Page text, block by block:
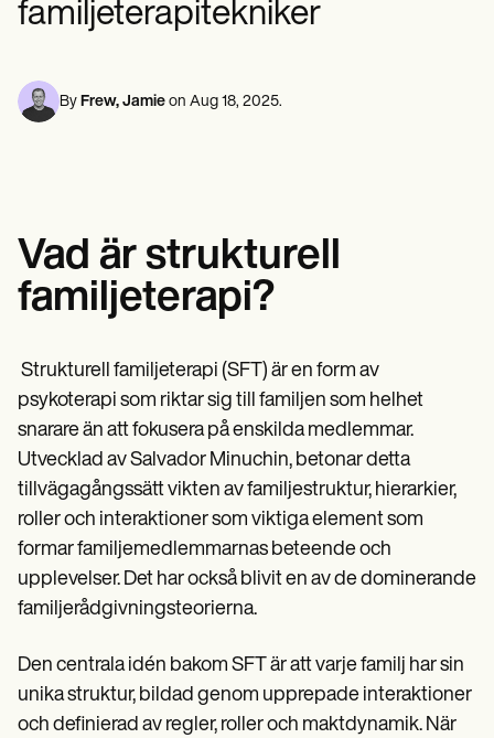
Mental hälsovårdspersonal
Socialarbetare
Psykologer
Sjuksköterskor
Jämförelse
Appguider
Mallar
Superbill-mall
SOAP Anteckningsmall
Mall för behandlingsplan
Informed Consent Form
Social Work Treatment Plans
Patient Visit Summary Template
Help Center
Demos
Webinars
Switch to Carepatron
Why Carepatron?
Login
Get started
Insurance claims
Speech therapists
Life coaches
Massage therapists
familjeterapitekniker
By Frew, Jamie on Aug 18, 2025.
Vad är strukturell
familjeterapi?
‍ Strukturell familjeterapi (SFT) är en form av
psykoterapi som riktar sig till familjen som helhet
snarare än att fokusera på enskilda medlemmar.
Utvecklad av Salvador Minuchin, betonar detta
tillvägagångssätt vikten av familjestruktur, hierarkier,
roller och interaktioner som viktiga element som
formar familjemedlemmarnas beteende och
upplevelser. Det har också blivit en av de dominerande
familjerådgivningsteorierna.
Den centrala idén bakom SFT är att varje familj har sin
unika struktur, bildad genom upprepade interaktioner
och definierad av regler, roller och maktdynamik. När